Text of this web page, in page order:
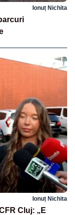
Ionuț Nichita
Ionuț Nichita
Cluj: „E